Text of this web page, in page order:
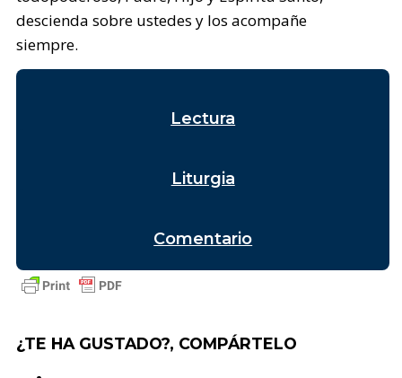
descienda sobre ustedes y los acompañe
siempre.
Lectura
Liturgia
Comentario
¿TE HA GUSTADO?, COMPÁRTELO